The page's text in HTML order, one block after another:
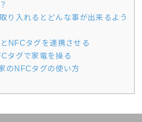
り入れるとどんな事が出来るよう
NFCタグを連携させる
タグで家電を操る
のNFCタグの使い方